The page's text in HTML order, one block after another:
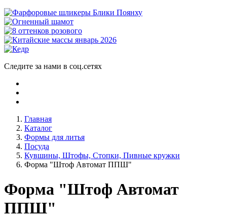
Следите за нами в соц.сетях
Главная
Каталог
Формы для литья
Посуда
Кувшины, Штофы, Стопки, Пивные кружки
Форма "Штоф Автомат ППШ"
Форма "Штоф Автомат
ППШ"